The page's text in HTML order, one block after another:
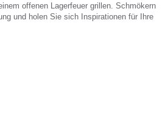
offenen Lagerfeuer grillen. Schmökern
und holen Sie sich Inspirationen für Ihre